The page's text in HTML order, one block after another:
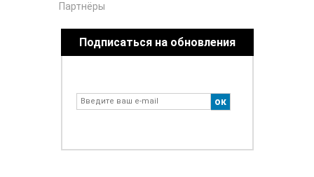
Партнёры
Подписаться на обновления